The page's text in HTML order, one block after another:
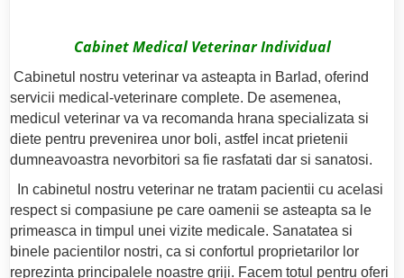
Cabinet Medical Veterinar Individual
Cabinetul nostru veterinar va asteapta in Barlad, oferind
servicii medical-veterinare complete. De asemenea,
medicul veterinar va va recomanda hrana specializata si
diete pentru prevenirea unor boli, astfel incat prietenii
dumneavoastra nevorbitori sa fie rasfatati dar si sanatosi.
In cabinetul nostru veterinar ne tratam pacientii cu acelasi
respect si compasiune pe care oamenii se asteapta sa le
primeasca in timpul unei vizite medicale. Sanatatea si
binele pacientilor nostri, ca si confortul proprietarilor lor
reprezinta principalele noastre griji. Facem totul pentru oferi